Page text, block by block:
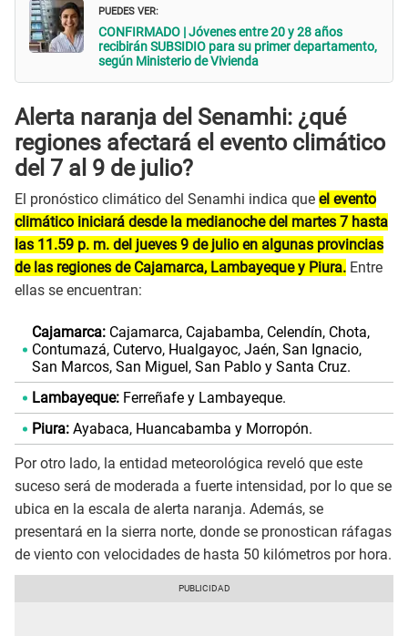
PUEDES VER:
CONFIRMADO | Jóvenes entre 20 y 28 años
recibirán SUBSIDIO para su primer departamento,
según Ministerio de Vivienda
Alerta naranja del Senamhi: ¿qué
regiones afectará el evento climático
del 7 al 9 de julio?
El pronóstico climático del Senamhi indica que el evento
climático iniciará desde la medianoche del martes 7 hasta
las 11.59 p. m. del jueves 9 de julio en algunas provincias
de las regiones de Cajamarca, Lambayeque y Piura. Entre
ellas se encuentran:
Cajamarca:Cajamarca, Cajabamba, Celendín, Chota,
Contumazá, Cutervo, Hualgayoc, Jaén, San Ignacio,
San Marcos, San Miguel, San Pablo y Santa Cruz.
Lambayeque:Ferreñafe y Lambayeque.
Piura:Ayabaca, Huancabamba y Morropón.
Por otro lado, la entidad meteorológica reveló que este
suceso será de moderada a fuerte intensidad, por lo que se
ubica en la escala de alerta naranja. Además, se
presentará en la sierra norte, donde se pronostican ráfagas
de viento con velocidades de hasta 50 kilómetros por hora.